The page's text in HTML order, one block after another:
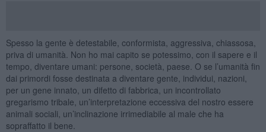
Spesso la gente è detestabile, conformista, aggressiva, chiassosa,
priva di umanità. Non ho mai capito se potessimo, con il sapere e il
tempo, diventare umani: persone, società, paese. O se l’umanità fin
dai primordi fosse destinata a diventare gente, individui, nazioni,
per un gene innato, un difetto di fabbrica, un incontrollato
gregarismo tribale, un’interpretazione eccessiva del nostro essere
animali sociali, un’inclinazione irrimediabile al male che ha
sopraffatto il bene.